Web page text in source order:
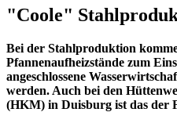
"Coole"
Bei der Stahlproduktion
Pfannenaufheizstände zum
angeschlossene
werden. Auch bei den
(HKM) in Duisburg ist das der